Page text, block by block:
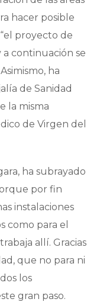
hacer posible
proyecto de
a continuación se
ha
de Sanidad
la misma
de Virgen del
ha subrayado
por fin
instalaciones
como para el
allí. Gracias
que no para ni
los
gran paso.